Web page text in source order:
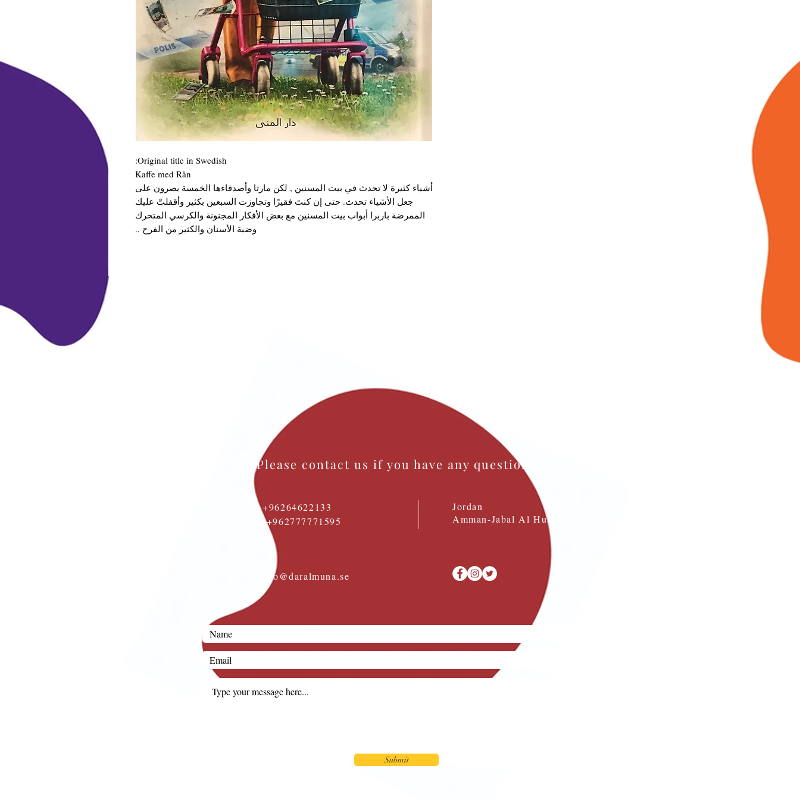
Original title in Swedish:
Kaffe med Rån
أشياء كثيرة لا تحدث في بيت المسنين , لكن مارثا وأصدقاءها الخمسة يصرون على
جعل الأشياء تحدث. حتى إن كنتَ فقيرًا وتجاوزت السبعين بكثير وأقفلتْ عليك
الممرضة باربرا أبواب بيت المسنين مع بعض الأفكار المجنونة والكرسي المتحرك
وضبة الأسنان والكثير من الفرح ..
Please contact us if you have any questions
Phone:+96264622133
Mobile: +962777771595
Jordan
Amman-Jabal Al Hussein
info@daralmuna.se
Submit